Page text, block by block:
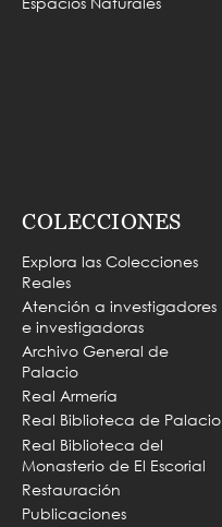
COLECCIONES
Explora las Colecciones
Reales
Atención a investigadores
e investigadoras
Archivo General de
Palacio
Real Armería
Real Biblioteca de Palacio
Real Biblioteca del
Monasterio de El Escorial
Restauración
Publicaciones